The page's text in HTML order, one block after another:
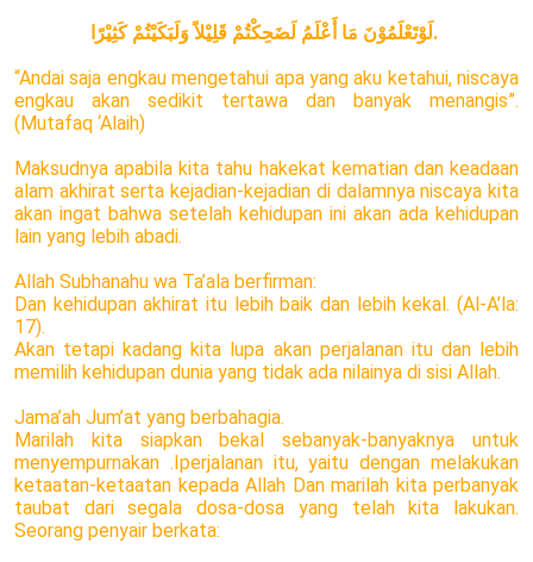
لَوْتَعْلَمُوْنَ مَا أَعْلَمُ لَضَحِكْتُمْ قَلِيْلاً وَلَبَكَيْتُمْ كَثِيْرًا.
“Andai saja engkau mengetahui apa yang aku ketahui, niscaya
engkau akan sedikit tertawa dan banyak menangis”.
(Mutafaq ‘Alaih)
Maksudnya apabila kita tahu hakekat kematian dan keadaan
alam akhirat serta kejadian-kejadian di dalamnya niscaya kita
akan ingat bahwa setelah kehidupan ini akan ada kehidupan
lain yang lebih abadi.
Allah Subhanahu wa Ta’ala berfirman:
Dan kehidupan akhirat itu lebih baik dan lebih kekal. (Al-A’la:
17).
Akan tetapi kadang kita lupa akan perjalanan itu dan lebih
memilih kehidupan dunia yang tidak ada nilainya di sisi Allah.
Jama’ah Jum’at yang berbahagia.
Marilah kita siapkan bekal sebanyak-banyaknya untuk
menyempurnakan .Iperjalanan itu, yaitu dengan melakukan
ketaatan-ketaatan kepada Allah Dan marilah kita perbanyak
taubat dari segala dosa-dosa yang telah kita lakukan.
Seorang penyair berkata: